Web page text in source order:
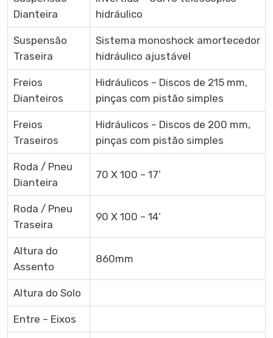
Dianteira
hidráulico
Suspensão
Traseira
Sistema monoshock amortecedor
hidráulico ajustável
Freios
Dianteiros
Hidráulicos – Discos de 215 mm,
pinças com pistão simples
Freios
Traseiros
Hidráulicos – Discos de 200 mm,
pinças com pistão simples
Roda / Pneu
Dianteira
70 X 100 – 17’
Roda / Pneu
Traseira
90 X 100 – 14’
Altura do
Assento
860mm
Altura do Solo
Entre – Eixos